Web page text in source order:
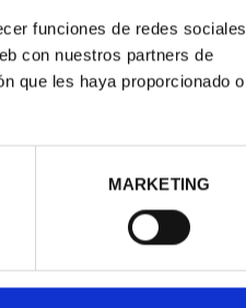
funciones de redes sociales
con nuestros partners de
que les haya proporcionado o
MARKETING
€140.00